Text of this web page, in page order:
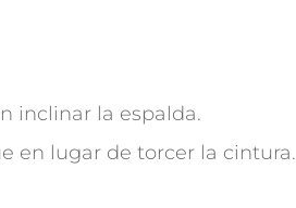
inclinar la espalda.
en lugar de torcer la cintura.